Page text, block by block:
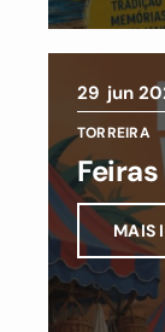
29 jun
TORREIRA
MAIS